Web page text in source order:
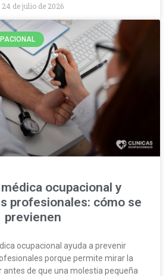
24 de julio de 2026
ocupacional y
profesionales: cómo se
previenen
ocupacional ayuda a prevenir
porque permite mirar la
antes de que una molestia pequeña